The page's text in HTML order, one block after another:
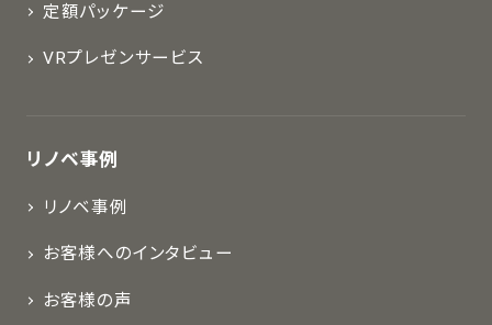
定額パッケージ
VRプレゼンサービス
リノベ事例
リノベ事例
お客様へのインタビュー
お客様の声